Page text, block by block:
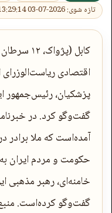
تازه شوی: 2026-07-03 13:29:14
اقتصادی ریاست‌الوزرای
پزشکیان، رئیس‌جمهور
گفت‌وگو کرد. در
آمده‌است که ملا برادر
حکومت و مردم ایران
خامنه‌ای، رهبر مذهبی
گفت‌وگو کرده‌است.